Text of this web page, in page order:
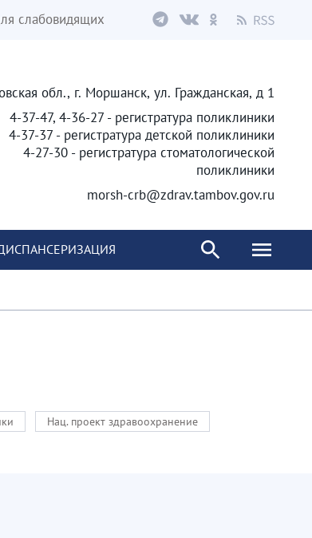
слабовидящих
обл., г. Моршанск, ул. Гражданская, д 1
4-37-47, 4-36-27 - регистратура поликлиники
4-37-37 - регистратура детской поликлиники
4-27-30 - регистратура стоматологической
поликлиники
morsh-crb@zdrav.tambov.gov.ru
Нац. проект здравоохранение